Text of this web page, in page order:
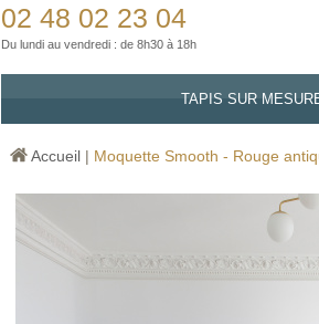
02 48 02 23 04
Du lundi au vendredi : de 8h30 à 18h
TAPIS SUR
Accueil | Moquette Smooth - Rouge